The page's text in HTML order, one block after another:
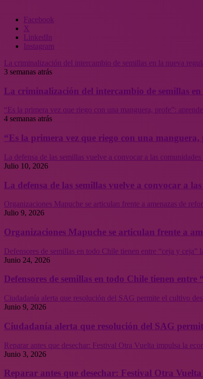
Facebook
X
LinkedIn
Instagram
La criminalización del intercambio de semillas en la nueva
3 semanas atrás
La criminalización del intercambio de semillas
“Es la primera vez que riego con una manguera, profe”:
4 semanas atrás
“Es la primera vez que riego con una
La defensa de las semillas vuelve a convocar a las
Julio 10, 2026
La defensa de las semillas vuelve a convocar a
Organizaciones Mapuche se articulan frente a amenazas de
Julio 9, 2026
Organizaciones Mapuche se articulan frente a
Defensores de semillas en todo Chile tienen entre “ceja y ceja”
Junio 24, 2026
Defensores de semillas en todo Chile tienen
Ciudadanía alerta que resolución del SAG permite el cultivo
Junio 9, 2026
Ciudadanía alerta que resolución del SAG
Reparar antes que desechar: Festival Otra Vuelta impulsa la
Junio 3, 2026
Reparar antes que desechar: Festival Otra